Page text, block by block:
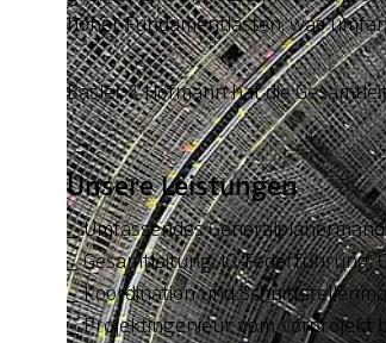
hoher Fundamentlasten, was
Basler & Hofmann hat die
Unsere Leistungen
Umfassendes
Gesamtleitung, IG-Federführung,
Koordination und
Projektingenieur vom Vorprojekt